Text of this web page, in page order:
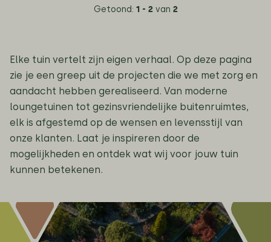
Getoond: 1 - 2van 2
Elke tuin vertelt zijn eigen verhaal. Op deze pagina
zie je een greep uit de projecten die we met zorg en
aandacht hebben gerealiseerd. Van moderne
loungetuinen tot gezinsvriendelijke buitenruimtes,
elk is afgestemd op de wensen en levensstijl van
onze klanten. Laat je inspireren door de
mogelijkheden en ontdek wat wij voor jouw tuin
kunnen betekenen.